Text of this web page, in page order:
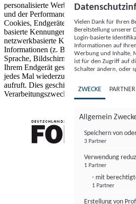
personalisierte Werbung und Inhalte,
und der Performance von Inhalten sowie
Cookies, Endgeräte- oder ähnliche
basierte Kennungen, zufällig generierte
netzwerkbasierte Kennungen) können
Informationen (z. B. Browsertyp und
Sprache, Bildschirmgröße, unterstützte
Ihrem Endgerät gespeichert oder von dort
jedes Mal wiederzuerkennen, wenn es
aufruft. Dies geschieht für einen oder
Verarbeitungszwecke.
Vielen Dank für Ihren
Bereitstellung unserer
Login-basierte
Informationen auf
Werbung und Inhalte,
ist für den Zugriff auf
Schalter ändern, oder
ZWECKE PARTNER
Allgemein
Speichern von
3 Partner
Verwendung
1 Partner
- mit
1 Partner
Erstellung von
FONDS professionell